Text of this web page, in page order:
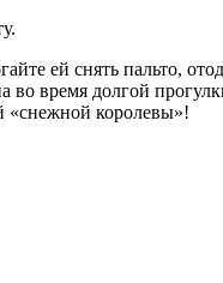
ей снять пальто,
во время долгой
«снежной королевы»!